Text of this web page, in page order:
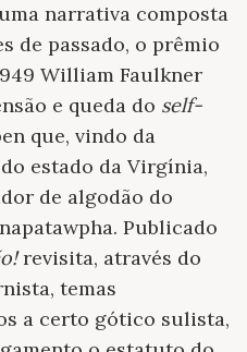
narrativa composta
de passado, o prêmio
William Faulkner
e queda do self-
que, vindo da
estado da Virgínia,
de algodão do
Publicado
revisita, através do
temas
a certo gótico sulista,